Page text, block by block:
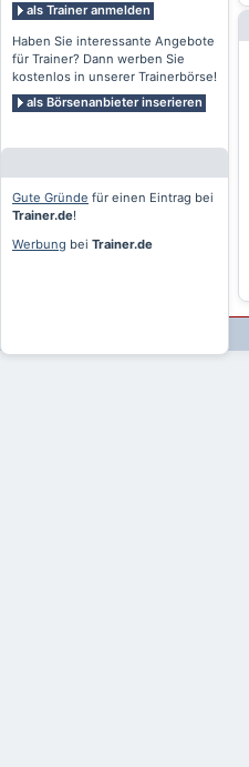
als Trainer anmelden
Haben Sie interessante Angebote
für Trainer? Dann werben Sie
kostenlos in unserer Trainerbörse!
als Börsenanbieter inserieren
Gute Gründe für einen Eintrag bei
Trainer.de!
Werbung bei Trainer.de